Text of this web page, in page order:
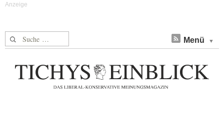
Suche nach: Menü